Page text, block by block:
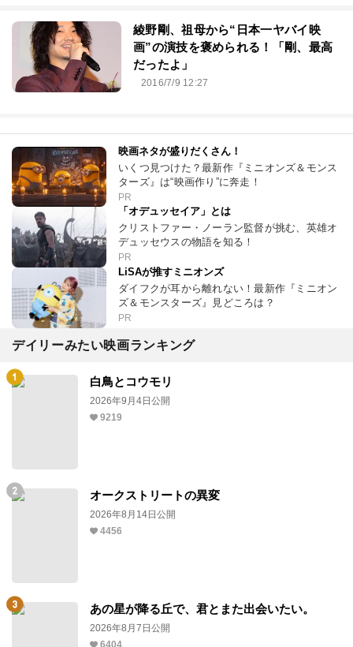
綾野剛、祖母から“日本一ヤバイ映
画”の演技を褒められる！「剛、最高
だったよ」
2016/7/9 12:27
映画ネタが盛りだくさん！
いくつ見つけた？最新作『ミニオンズ＆モンス
ターズ』は“映画作り”に奔走！
PR
「オデュッセイア」とは
クリストファー・ノーラン監督が挑む、英雄オ
デュッセウスの物語を知る！
PR
LiSAが推すミニオンズ
ダイフクが耳から離れない！最新作『ミニオン
ズ＆モンスターズ』見どころは？
PR
デイリーみたい映画ランキング
白鳥とコウモリ
2026年9月4日公開
9219
オークストリートの異変
2026年8月14日公開
4456
あの星が降る丘で、君とまた出会いたい。
2026年8月7日公開
6404